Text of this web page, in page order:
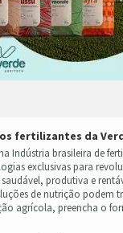
fertilizantes da
Indústria brasileira de
exclusivas para
produtiva e
de nutrição podem
agrícola, preencha o